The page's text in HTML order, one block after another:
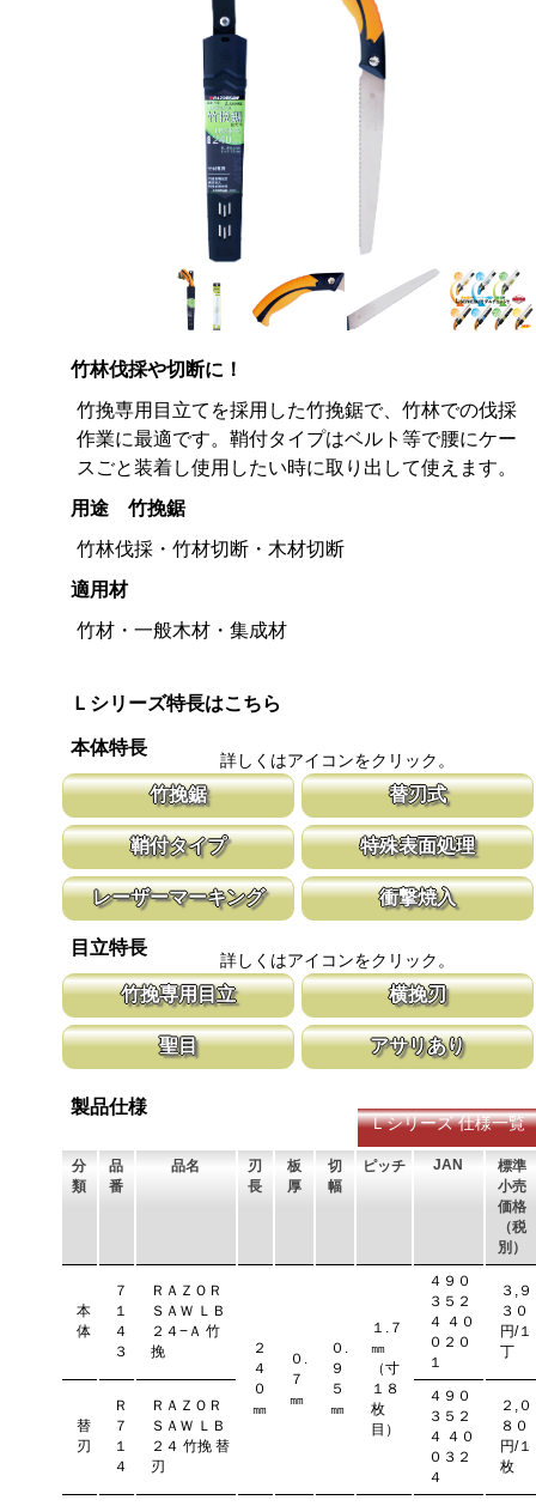
竹林伐採や切断に！
竹挽専用目立てを採用した竹挽鋸で、竹林での伐採
作業に最適です。鞘付タイプはベルト等で腰にケー
スごと装着し使用したい時に取り出して使えます。
用途 竹挽鋸
竹林伐採・竹材切断・木材切断
適用材
竹材・一般木材・集成材
Ｌシリーズ特長はこちら
本体特長
詳しくはアイコンをクリック。
竹挽鋸
竹挽鋸ですが、木工細工から竹細工、造作作業の仕上げ等に使用し
て頂けます。
替刃式
新しい鋸刃に取り替える事で、ご購入時
鋸刃のマーキング（右下）に替刃品番を明
鞘付タイプ
腰に鞘を吊り下げて収納が可能な鞘付タイプは、造園や果樹園、型
枠作業など野外での使用が主な商品に採用しております。
特殊表面処理
鋸刃表面にメッキ処理をして、サビから
ビにより切断材料を汚す心配がありません。
レーザーマーキング
す。 レーザーマーキングを使用し、マークが消えないようにして
衝撃焼入
刃の秘訣です。
目立特長
詳しくはアイコンをクリック。
竹挽専用目立
竹は繊維が強い為、綺麗に切断する為に木材用に比べ、エッジを鋭
く仕上げています。
横挽刃
木材の繊維をある一定の巾で連続して切り
ます。 横挽刃を縦挽に使用すると、けっ
ません。
聖目
ています。 段差の低い刃は大鋸屑の排出のみ働きます。
アサリあり
製品仕様
Ｌシリーズ 仕様一覧
分
類
品
番
品名
刃
長
板
厚
切
幅
ピッチ JAN
標準
小売
価格
（税
別）
本
体
７
１
４
３
ＲＡＺＯＲ
ＳＡＷ ＬＢ
２４−Ａ 竹
挽
２
４
０
㎜
０.
７
㎜
０.
９
５
㎜
１.７
㎜
（寸
１８
枚
目）
４９０
３５２
４ ４０
０２０
１
３,９
３０
円/１
丁
替
刃
Ｒ
７
１
４
ＲＡＺＯＲ
ＳＡＷ ＬＢ
２４ 竹挽 替
刃
４９０
３５２
４ ４０
０３２
４
２,０
８０
円/１
枚